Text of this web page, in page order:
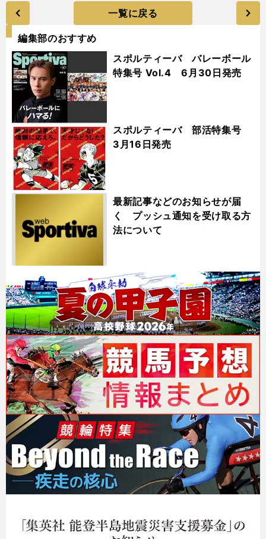
一覧に戻る
編集部のおすすめ
スポルティーバ バレーボール
特集号 Vol.4 6月30日発売
スポルティーバ 部活特集号
3月16日発売
最新記事などのお知らせが届
く プッシュ通知を受け取る方
法について